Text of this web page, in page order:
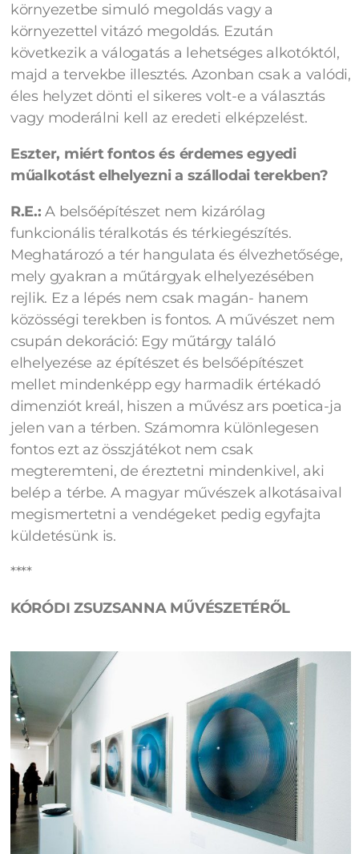
környezetbe simuló megoldás vagy a
környezettel vitázó megoldás. Ezután
következik a válogatás a lehetséges alkotóktól,
majd a tervekbe illesztés. Azonban csak a valódi,
éles helyzet dönti el sikeres volt-e a választás
vagy moderálni kell az eredeti elképzelést.
Eszter, miért fontos és érdemes egyedi
műalkotást elhelyezni a szállodai terekben?
R.E.:A belsőépítészet nem kizárólag
funkcionális téralkotás és térkiegészítés.
Meghatározó a tér hangulata és élvezhetősége,
mely gyakran a műtárgyak elhelyezésében
rejlik. Ez a lépés nem csak magán- hanem
közösségi terekben is fontos. A művészet nem
csupán dekoráció: Egy műtárgy találó
elhelyezése az építészet és belsőépítészet
mellet mindenképp egy harmadik értékadó
dimenziót kreál, hiszen a művész ars poetica-ja
jelen van a térben. Számomra különlegesen
fontos ezt az összjátékot nem csak
megteremteni, de éreztetni mindenkivel, aki
belép a térbe. A magyar művészek alkotásaival
megismertetni a vendégeket pedig egyfajta
küldetésünk is.
****
KÓRÓDI ZSUZSANNA MŰVÉSZETÉRŐL